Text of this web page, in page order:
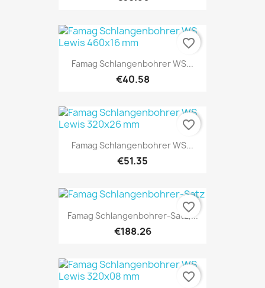
Famag Schlangenbohrer WS...
€40.58
favorite_border
Famag Schlangenbohrer WS...
€51.35
favorite_border
Famag Schlangenbohrer-Satz,...
€188.26
favorite_border
favorite_border